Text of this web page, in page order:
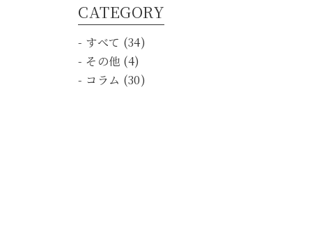
CATEGORY
- すべて (34)
- その他 (4)
- コラム (30)